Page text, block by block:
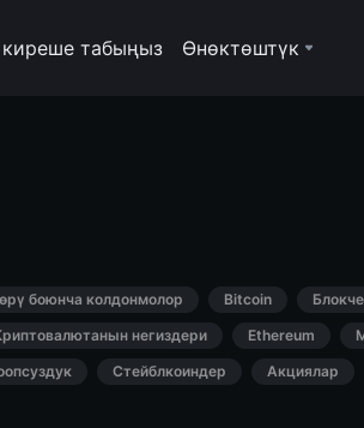
табыңыз Өнөктөштүк
боюнча колдонмолор Bitcoin
негиздери Ethereum
Стейблкоиндер Акциялар